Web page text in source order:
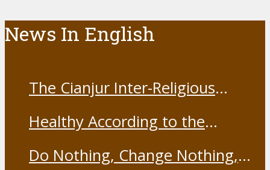
News In English
The Cianjur Inter-Religious
19 Vaccine
Healthy According to the
Do Nothing, Change Nothing,